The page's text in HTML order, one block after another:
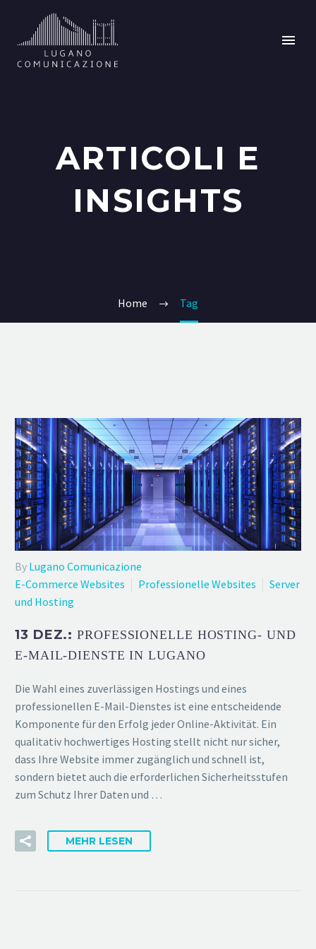
ARTICOLI E
INSIGHTS
Home Tag
By Lugano Comunicazione
E-Commerce Websites
Professionelle Websites
Server
und Hosting
13 DEZ.:PROFESSIONELLE HOSTING- UND
E-MAIL-DIENSTE IN LUGANO
Die Wahl eines zuverlässigen Hostings und eines
professionellen E-Mail-Dienstes ist eine entscheidende
Komponente für den Erfolg jeder Online-Aktivität. Ein
qualitativ hochwertiges Hosting stellt nicht nur sicher,
dass Ihre Website immer zugänglich und schnell ist,
sondern bietet auch die erforderlichen Sicherheitsstufen
zum Schutz Ihrer Daten und …
MEHR LESEN